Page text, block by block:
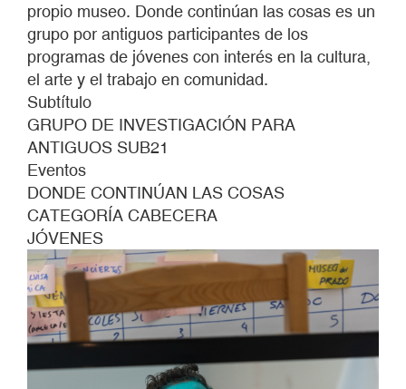
propio museo. Donde continúan las cosas es un
grupo por antiguos participantes de los
programas de jóvenes con interés en la cultura,
el arte y el trabajo en comunidad.
Subtítulo
GRUPO DE INVESTIGACIÓN PARA
ANTIGUOS SUB21
Eventos
DONDE CONTINÚAN LAS COSAS
CATEGORÍA CABECERA
JÓVENES